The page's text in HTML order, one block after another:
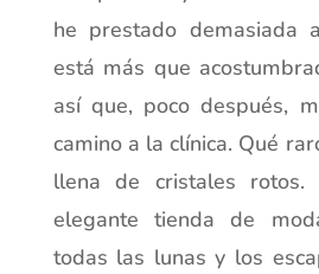
he prestado demasiada
está más que
así que, poco después,
camino a la clínica. Qué
llena de cristales
elegante tienda de
todas las lunas y los